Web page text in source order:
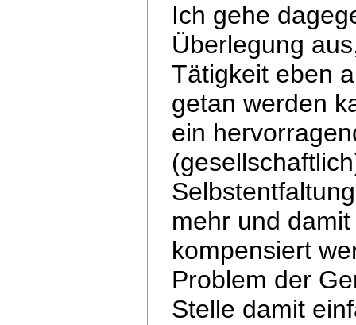
Ich gehe
Überlegung
Tätigkeit eben
getan werden
ein
mehr und
kompensiert
Problem der
Stelle damit